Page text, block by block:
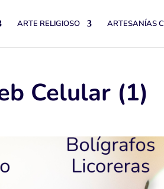
ARTE RELIGIOSO ARTESANÍAS
Celular (1)